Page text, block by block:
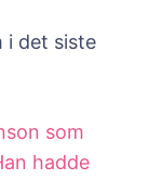
i det siste
som
hadde